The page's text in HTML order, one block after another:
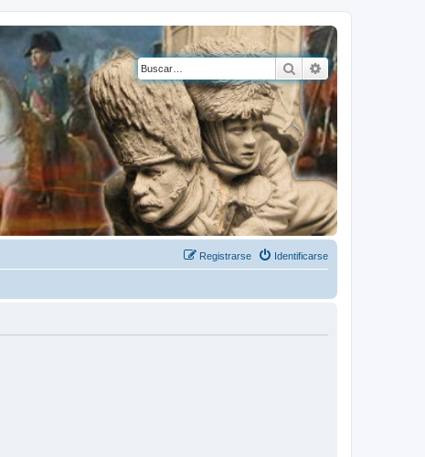
BuscarBúsqueda
Identificarse
Registrarse